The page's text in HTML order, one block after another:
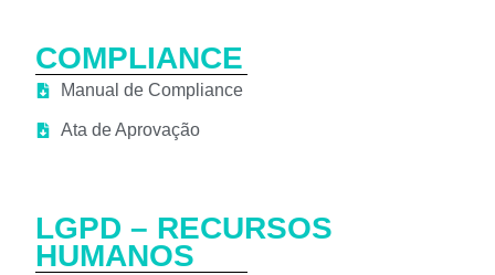
COMPLIANCE
Manual de Compliance
Ata de Aprovação
LGPD – RECURSOS
HUMANOS